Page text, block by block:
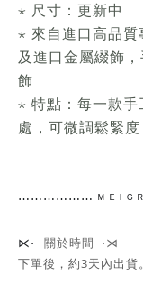
⋆ 尺寸：更新中
⋆ 來自進口高品
及進口金屬綴飾
飾
⋆ 特點：每一款手
處，可微調鬆緊度
⋯⋯ ⋯⋯⋯⋯ ᴹ ᴱ ᴵ
⋉⋅ 關於時間 ⋅⋊
下單後，約3天內出貨